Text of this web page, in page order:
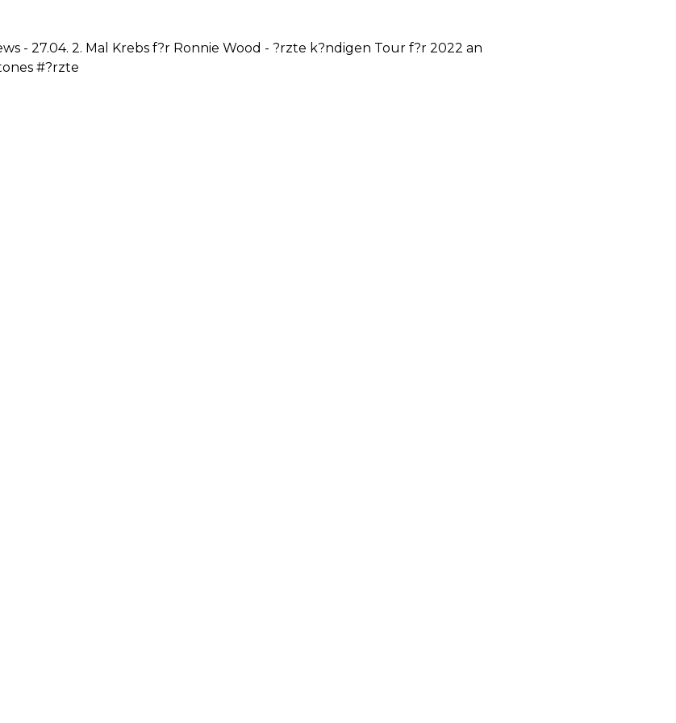
- 27.04. 2. Mal Krebs f?r Ronnie Wood - ?rzte k?ndigen Tour f?r 2022 an
#?rzte